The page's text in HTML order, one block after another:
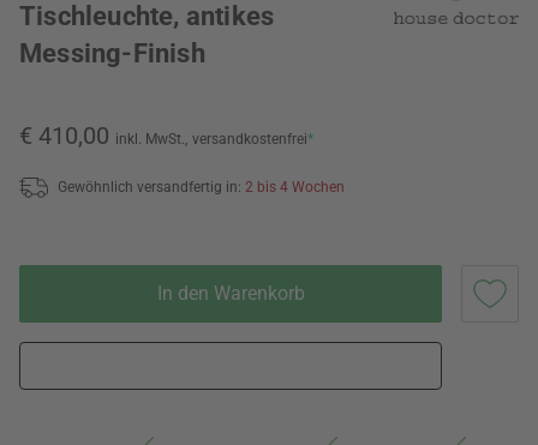
Tischleuchte, antikes
Messing-Finish
€ 410,00 inkl. MwSt., versandkostenfrei*
Gewöhnlich versandfertig in: 2 bis 4 Wochen
In den Warenkorb